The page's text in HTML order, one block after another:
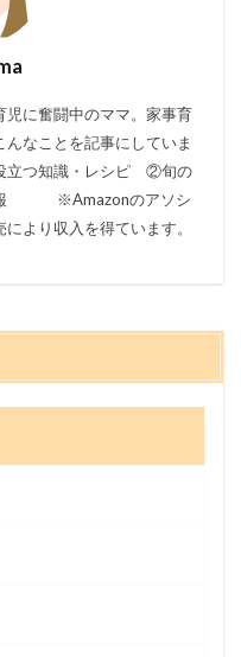
児に奮闘中のママ。家事育
なことを記事にしていま
立つ知識・レシピ ②旬の
報 ※Amazonのアソシ
より収入を得ています。